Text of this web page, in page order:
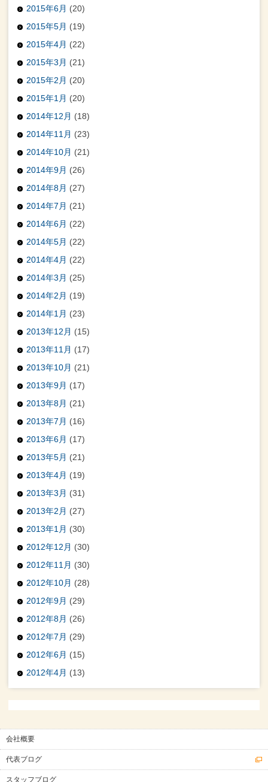
2015年6月 (20)
2015年5月 (19)
2015年4月 (22)
2015年3月 (21)
2015年2月 (20)
2015年1月 (20)
2014年12月 (18)
2014年11月 (23)
2014年10月 (21)
2014年9月 (26)
2014年8月 (27)
2014年7月 (21)
2014年6月 (22)
2014年5月 (22)
2014年4月 (22)
2014年3月 (25)
2014年2月 (19)
2014年1月 (23)
2013年12月 (15)
2013年11月 (17)
2013年10月 (21)
2013年9月 (17)
2013年8月 (21)
2013年7月 (16)
2013年6月 (17)
2013年5月 (21)
2013年4月 (19)
2013年3月 (31)
2013年2月 (27)
2013年1月 (30)
2012年12月 (30)
2012年11月 (30)
2012年10月 (28)
2012年9月 (29)
2012年8月 (26)
2012年7月 (29)
2012年6月 (15)
2012年4月 (13)
会社概要
代表ブログ
スタッフブログ